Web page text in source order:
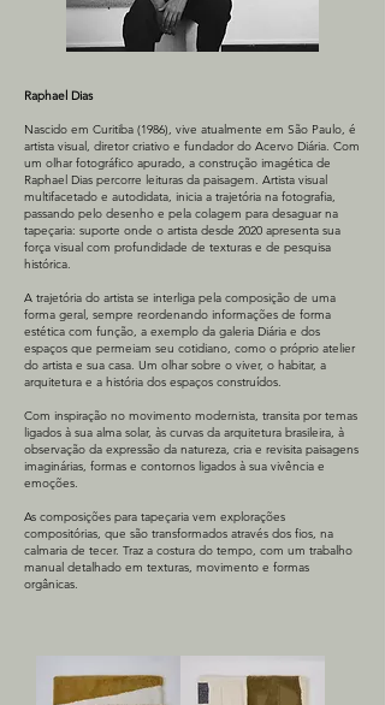
Raphael Dias
Nascido em Curitiba (1986), vive atualmente em São Paulo, é
artista visual, diretor criativo e fundador do Acervo Diária. ​Com
um olhar fotográfico apurado, a construção imagética de
Raphael Dias percorre leituras da paisagem. Artista visual
multifacetado e autodidata, inicia a trajetória na fotografia,
passando pelo desenho e pela colagem para desaguar na
tapeçaria: suporte onde o artista desde 2020 apresenta sua
força visual com profundidade de texturas e de pesquisa
histórica.
A trajetória do artista se interliga pela composição de uma
forma geral, sempre reordenando informações de forma
estética com função, a exemplo da galeria Diária e dos
espaços que permeiam seu cotidiano, como o próprio atelier
do artista e sua casa. Um olhar sobre o viver, o habitar, a
arquitetura e a história dos espaços construídos.
Com inspiração no movimento modernista, transita por temas
ligados à sua alma solar, às curvas da arquitetura brasileira, à
observação da expressão da natureza, cria e revisita paisagens
imaginárias, formas e contornos ligados à sua vivência e
emoções.
As composições para tapeçaria vem explorações
compositórias, que são transformados através dos fios, na
calmaria de tecer. Traz a costura do tempo, com um trabalho
manual detalhado em texturas, movimento e formas
orgânicas.